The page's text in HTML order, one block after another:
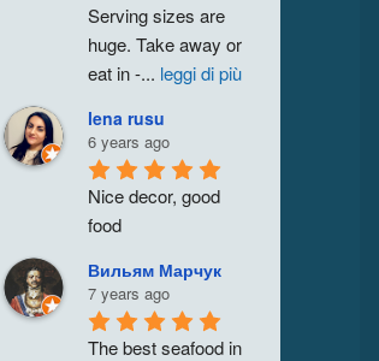
Serving sizes are
huge. Take away or
eat in -... leggi di più
lena rusu
6 years ago
Nice decor, good
food
Вильям Марчук
7 years ago
The best seafood in